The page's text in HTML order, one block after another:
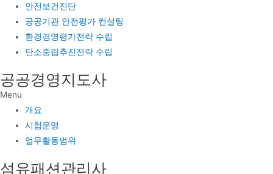
안전보건진단
공공기관 안전평가 컨설팅
환경경영평가전략 수립
탄소중립추진전략 수립
공공경영지도사
Menu
개요
시험운영
업무활동범위
섬유패션관리사